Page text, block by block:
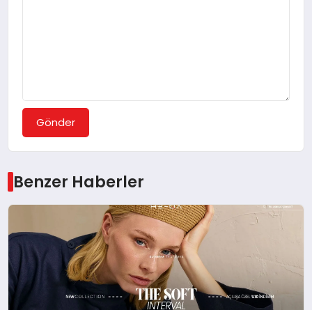
Gönder
Benzer Haberler